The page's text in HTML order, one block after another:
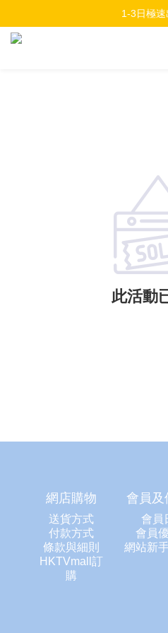
免費註冊會員，
1-3日極
追蹤Channel接收
此活動
網店購物
送貨方式
付款方式
條款與細則
HKTVmall訂
購
會員及
會員
會員
網站新